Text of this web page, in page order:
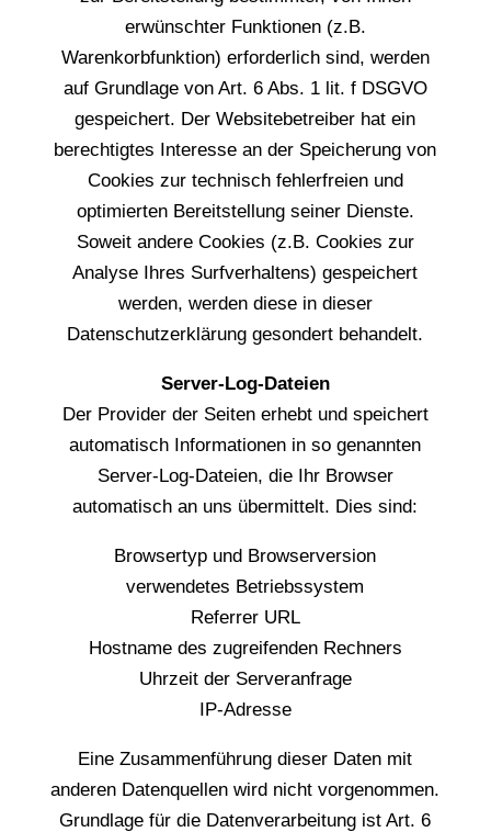
erwünschter Funktionen (z.B.
Warenkorbfunktion) erforderlich sind, werden
auf Grundlage von Art. 6 Abs. 1 lit. f DSGVO
gespeichert. Der Websitebetreiber hat ein
berechtigtes Interesse an der Speicherung von
Cookies zur technisch fehlerfreien und
optimierten Bereitstellung seiner Dienste.
Soweit andere Cookies (z.B. Cookies zur
Analyse Ihres Surfverhaltens) gespeichert
werden, werden diese in dieser
Datenschutzerklärung gesondert behandelt.
Server-Log-Dateien
Der Provider der Seiten erhebt und speichert
automatisch Informationen in so genannten
Server-Log-Dateien, die Ihr Browser
automatisch an uns übermittelt. Dies sind:
Browsertyp und Browserversion
verwendetes Betriebssystem
Referrer URL
Hostname des zugreifenden Rechners
Uhrzeit der Serveranfrage
IP-Adresse
Eine Zusammenführung dieser Daten mit
anderen Datenquellen wird nicht vorgenommen.
Grundlage für die Datenverarbeitung ist Art. 6